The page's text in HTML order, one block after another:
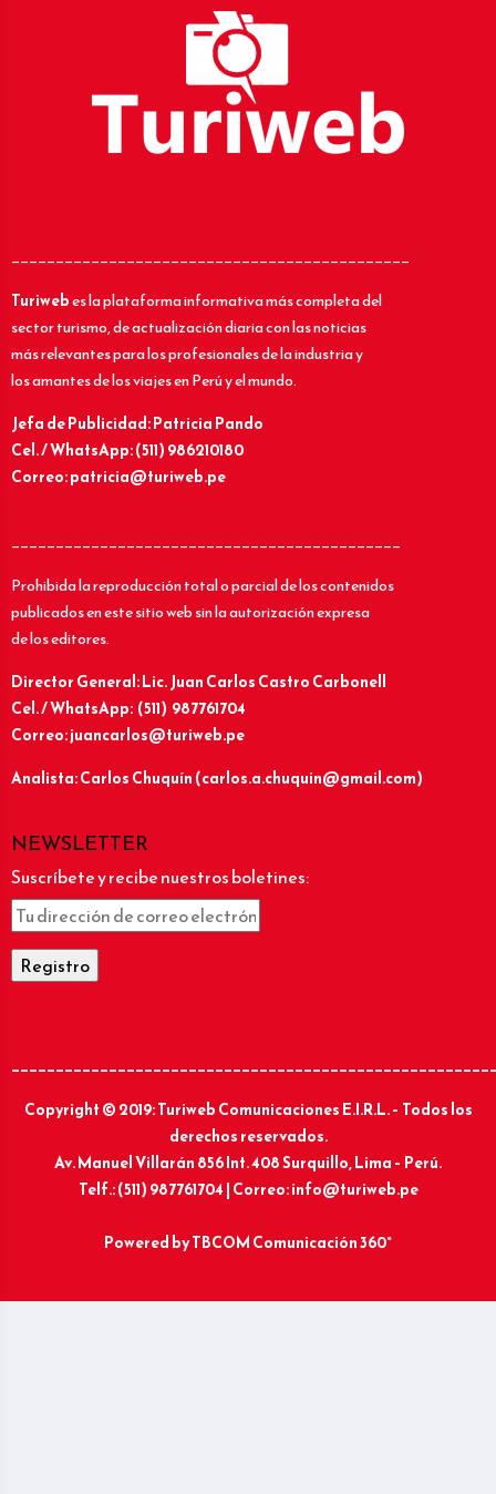
_____________________________________________
Turiwebes la plataforma informativa más completa del
sector turismo, de actualización diaria con las noticias
más relevantes para los profesionales de la industria y
los amantes de los viajes en Perú y el mundo.
Jefa de Publicidad: Patricia Pando
Cel. / WhatsApp: (511) 986210180
Correo: patricia@turiweb.pe
____________________________________________
Prohibida la reproducción total o parcial de los contenidos
publicados en este sitio web sin la autorización expresa
de los editores.
Director General: Lic.Juan Carlos Castro Carbonell
Cel. / WhatsApp: (511) 987761704
Correo: juancarlos@turiweb.pe
Analista: Carlos Chuquín (carlos.a.chuquin@gmail.com)
NEWSLETTER
Suscríbete y recibe nuestros boletines:
Copyright © 2019: Turiweb Comunicaciones E.I.R.L. – Todos los
derechos reservados.
Av. Manuel Villarán 856 Int. 408 Surquillo, Lima – Perú.
Telf.: (511) 987761704 | Correo: info@turiweb.pe
Powered byTBCOM Comunicación 360°